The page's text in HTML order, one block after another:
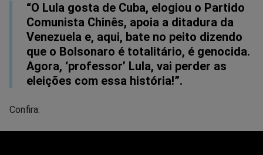
“O Lula gosta de Cuba, elogiou o Partido
Comunista Chinês, apoia a ditadura da
Venezuela e, aqui, bate no peito dizendo
que o Bolsonaro é totalitário, é genocida.
Agora, ‘professor’ Lula, vai perder as
eleições com essa história!”.
Confira: